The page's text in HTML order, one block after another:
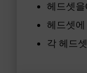
헤드셋을
헤드셋
각 헤드